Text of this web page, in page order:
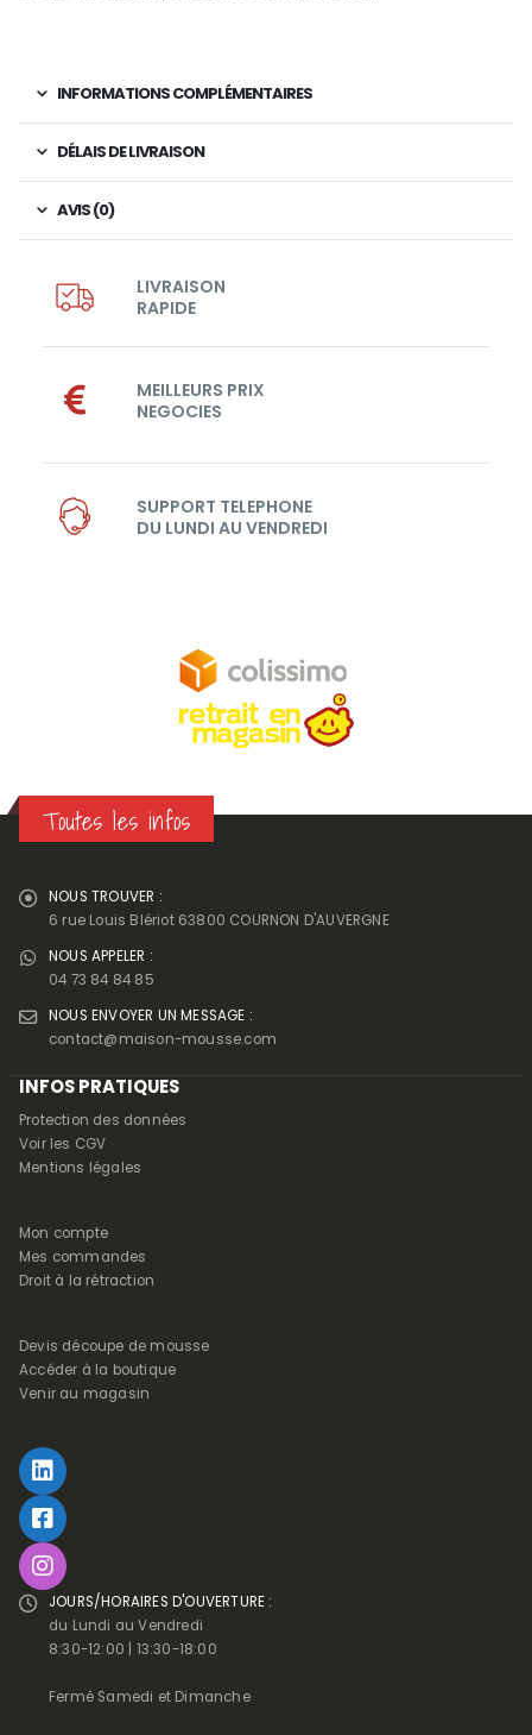
INFORMATIONS COMPLÉMENTAIRES
DÉLAIS DE LIVRAISON
AVIS (0)
LIVRAISON
RAPIDE
MEILLEURS PRIX
NEGOCIES
SUPPORT TELEPHONE
DU LUNDI AU VENDREDI
Toutes les infos
NOUS TROUVER :
6 rue Louis Blériot 63800 COURNON D'AUVERGNE
NOUS APPELER :
04 73 84 84 85
NOUS ENVOYER UN MESSAGE :
contact@maison-mousse.com
INFOS PRATIQUES
Protection des données
Voir les CGV
Mentions légales
Mon compte
Mes commandes
Droit à la rétraction
Devis découpe de mousse
Accéder à la boutique
Venir au magasin
JOURS/HORAIRES D'OUVERTURE :
du Lundi au Vendredi
8:30-12:00 | 13:30-18:00
Fermé Samedi et Dimanche